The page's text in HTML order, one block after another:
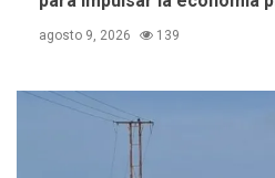
5
agosto 9, 2026 139